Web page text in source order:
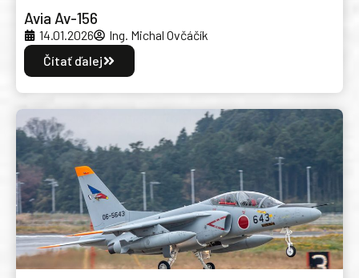
Avia Av-156
14.01.2026
Ing. Michal Ovčáčík
Čítať ďalej